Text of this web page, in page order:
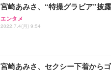
宮崎あみさ、“特撮グラビア”披
エンタメ
2022.7.4(月) 9:54
宮崎あみさ、セクシー下着から